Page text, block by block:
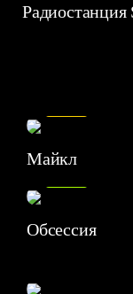
Радиостанция
Майкл
Обсессия